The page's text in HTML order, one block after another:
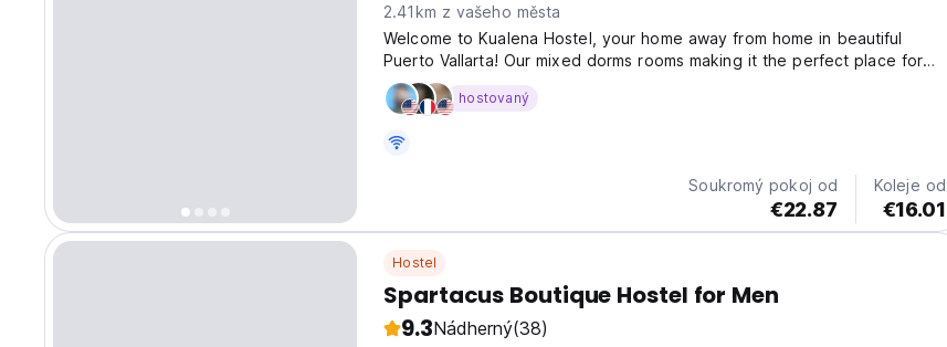
2.41km z vašeho města
Welcome to Kualena Hostel, your home away from home in beautiful
Puerto Vallarta! Our mixed dorms rooms making it the perfect place for
solo travellers, friends, or couples seeking a vibrant and social
atmosphere. Room Features: Spacious Sleeping Arrangements:...
hostovaný
Soukromý pokoj od
€22.87
Koleje od
€16.01
Hostel
Spartacus Boutique Hostel for Men
9.3Nádherný(38)